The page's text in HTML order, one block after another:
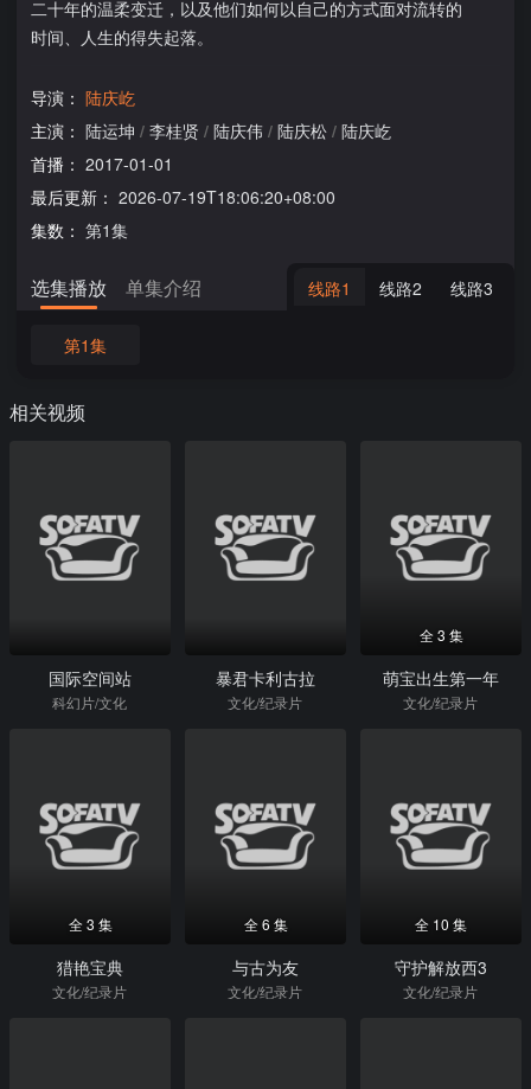
二十年的温柔变迁，以及他们如何以自己的方式面对流转的
时间、人生的得失起落。
导演： 陆庆屹
主演： 陆运坤 / 李桂贤 / 陆庆伟 / 陆庆松 / 陆庆屹
首播： 2017-01-01
最后更新： 2026-07-19T18:06:20+08:00
集数： 第1集
选集播放 单集介绍 线路1 线路2 线路3
第1集
相关视频
国际空间站
科幻片/文化
暴君卡利古拉
文化/纪录片
全 3 集
萌宝出生第一年
文化/纪录片
全 3 集
猎艳宝典
文化/纪录片
全 6 集
与古为友
文化/纪录片
全 10 集
守护解放西3
文化/纪录片